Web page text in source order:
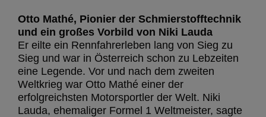
Otto Mathé, Pionier der Schmierstofftechnik
und ein großes Vorbild von Niki Lauda
Er eilte ein Rennfahrerleben lang von Sieg zu
Sieg und war in Österreich schon zu Lebzeiten
eine Legende. Vor und nach dem zweiten
Weltkrieg war Otto Mathé einer der
erfolgreichsten Motorsportler der Welt. Niki
Lauda, ehemaliger Formel 1 Weltmeister, sagte